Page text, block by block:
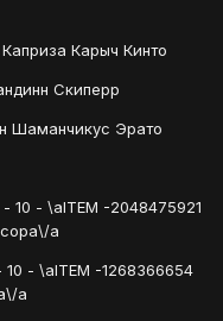
Карыч Кинто
Скиперр
Шаманчикус Эрато
10 - \aITEM -2048475921
a
- \aITEM -1268366654
a